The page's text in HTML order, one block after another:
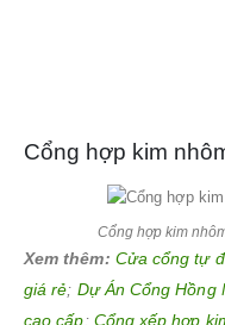
Cổng hợp kim
Cổng hợp kim
Xem thêm: Cửa cổng tự
giá rẻ; Dự Án Cổng Hồng
cao cấp; Cổng xếp hợp